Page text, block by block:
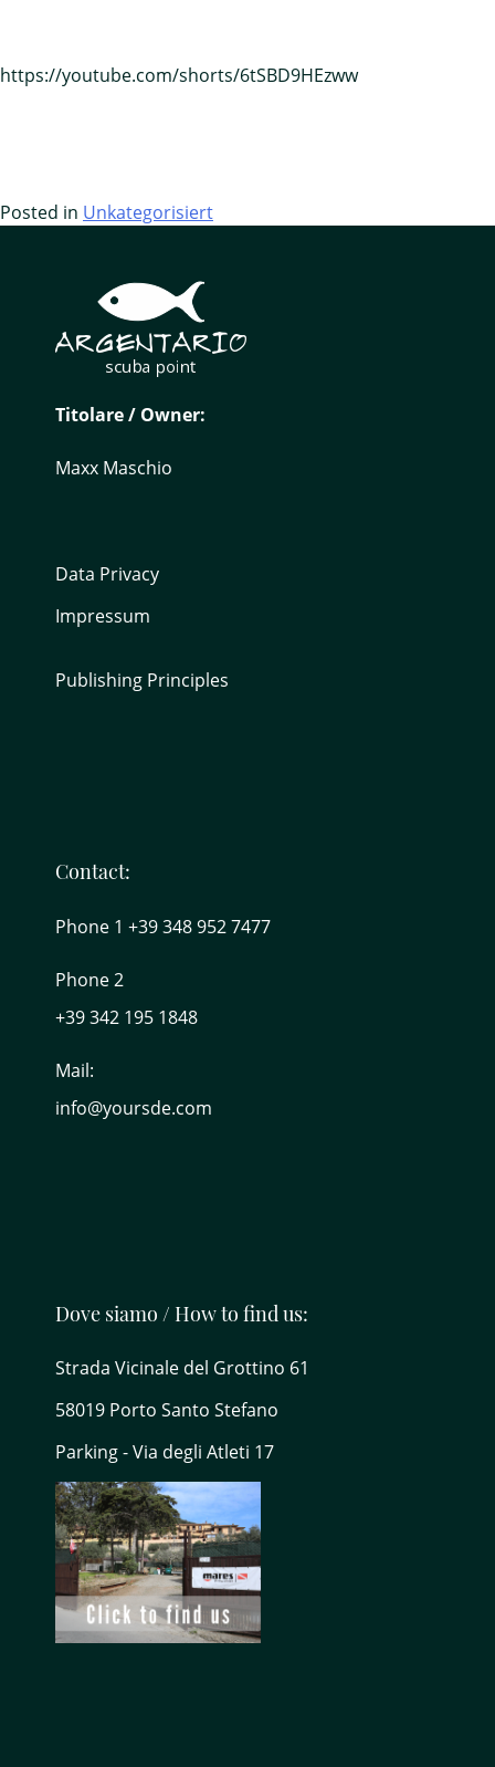
https://youtube.com/shorts/6tSBD9HEzww
Posted in Unkategorisiert
Titolare / Owner:
Maxx Maschio
Data Privacy
Impressum
Publishing Principles
Contact:
Phone 1 +39 348 952 7477
Phone 2
+39 342 195 1848
Mail:
info@yoursde.com
Dove siamo / How to find us:
Strada Vicinale del Grottino 61
58019 Porto Santo Stefano
Parking - Via degli Atleti 17